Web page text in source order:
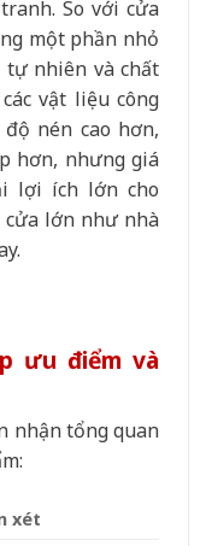
So với cửa
một phần nhỏ
nhiên và chất
vật liệu công
nén cao hơn,
hơn, nhưng giá
lợi ích lớn cho
lớn như nhà
ưu điểm và
nhận tổng quan
xét